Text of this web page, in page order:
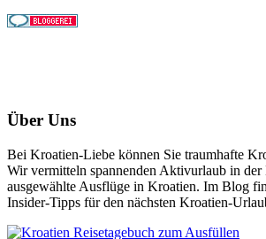
Über Uns
Bei Kroatien-Liebe können Sie traumhafte
Wir vermitteln spannenden Aktivurlaub in der
ausgewählte Ausflüge in Kroatien. Im Blog
Insider-Tipps für den nächsten Kroatien-